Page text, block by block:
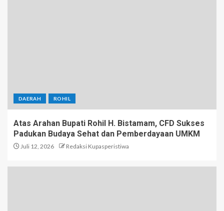
DAERAH ROHIL
Atas Arahan Bupati Rohil H. Bistamam, CFD Sukses
Padukan Budaya Sehat dan Pemberdayaan UMKM
Juli 12, 2026 Redaksi Kupasperistiwa